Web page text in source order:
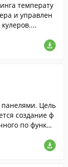
температу
и управлен
Цель
создание ф
по функци